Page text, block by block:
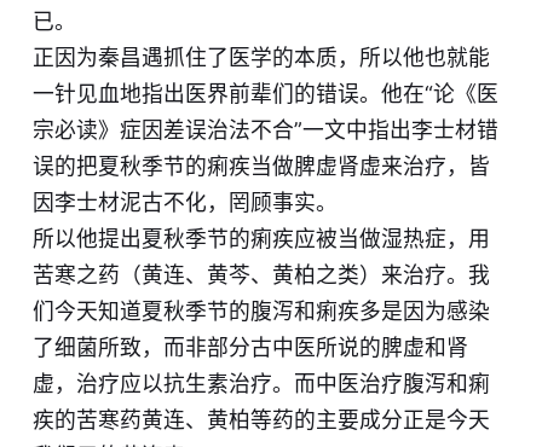
已。
正因为秦昌遇抓住了医学的本质，所以他也就能
一针见血地指出医界前辈们的错误。他在“论《医
宗必读》症因差误治法不合”一文中指出李士材错
误的把夏秋季节的痢疾当做脾虚肾虚来治疗，皆
因李士材泥古不化，罔顾事实。
所以他提出夏秋季节的痢疾应被当做湿热症，用
苦寒之药（黄连、黄芩、黄柏之类）来治疗。我
们今天知道夏秋季节的腹泻和痢疾多是因为感染
了细菌所致，而非部分古中医所说的脾虚和肾
虚，治疗应以抗生素治疗。而中医治疗腹泻和痢
疾的苦寒药黄连、黄柏等药的主要成分正是今天